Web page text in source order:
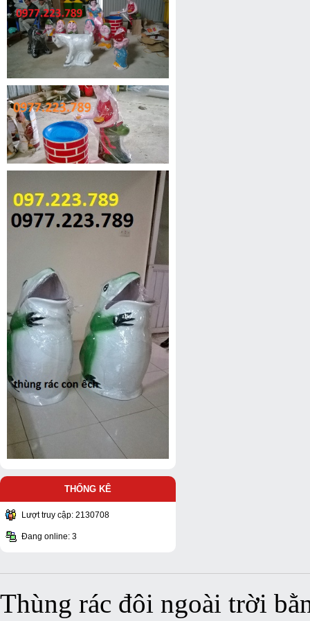
THỐNG KÊ
Lượt truy cập: 2130708
Đang online: 3
Thùng rác đôi ngoài trời